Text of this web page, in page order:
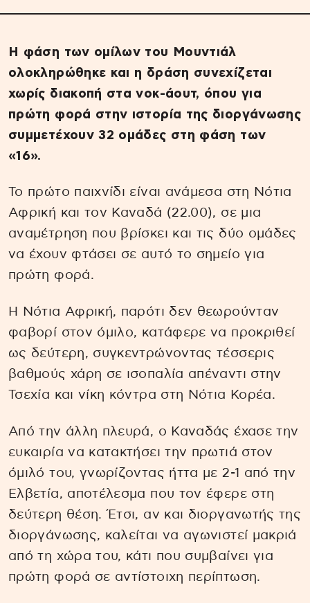
Η φάση των ομίλων του Μουντιάλ
ολοκληρώθηκε και η δράση συνεχίζεται
χωρίς διακοπή στα νοκ-άουτ, όπου για
πρώτη φορά στην ιστορία της διοργάνωσης
συμμετέχουν 32 ομάδες στη φάση των
«16».
Το πρώτο παιχνίδι είναι ανάμεσα στη Νότια
Αφρική και τον Καναδά (22.00), σε μια
αναμέτρηση που βρίσκει και τις δύο ομάδες
να έχουν φτάσει σε αυτό το σημείο για
πρώτη φορά.
Η Νότια Αφρική, παρότι δεν θεωρούνταν
φαβορί στον όμιλο, κατάφερε να προκριθεί
ως δεύτερη, συγκεντρώνοντας τέσσερις
βαθμούς χάρη σε ισοπαλία απέναντι στην
Τσεχία και νίκη κόντρα στη Νότια Κορέα.
Από την άλλη πλευρά, ο Καναδάς έχασε την
ευκαιρία να κατακτήσει την πρωτιά στον
όμιλό του, γνωρίζοντας ήττα με 2-1 από την
Ελβετία, αποτέλεσμα που τον έφερε στη
δεύτερη θέση. Έτσι, αν και διοργανωτής της
διοργάνωσης, καλείται να αγωνιστεί μακριά
από τη χώρα του, κάτι που συμβαίνει για
πρώτη φορά σε αντίστοιχη περίπτωση.